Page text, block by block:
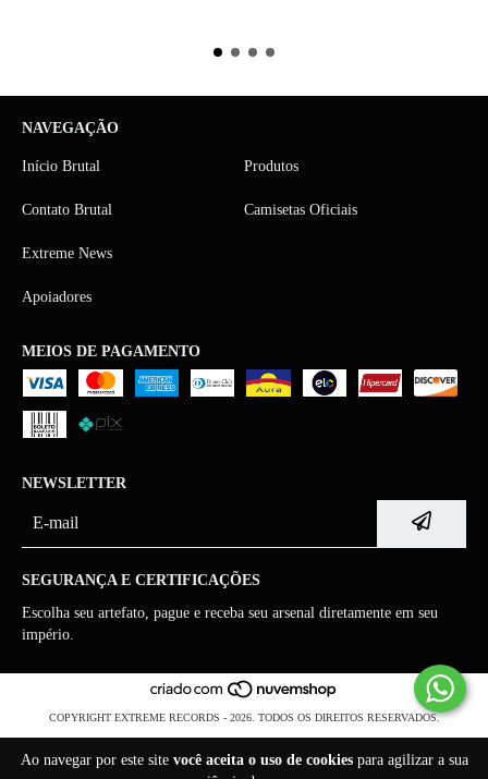
Ao navegar por este site você aceita o uso de cookiespara agilizar a sua
NAVEGAÇÃO
Início Brutal Produtos
Contato Brutal Camisetas Oficiais
Extreme News
Apoiadores
MEIOS DE PAGAMENTO
NEWSLETTER
SEGURANÇA E CERTIFICAÇÕES
Escolha seu artefato, pague e receba seu arsenal diretamente em seu
império.
COPYRIGHT EXTREME RECORDS - 2026. TODOS OS DIREITOS RESERVADOS.